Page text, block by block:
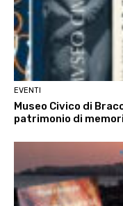
EVENTI
Museo Civico di
patrimonio di